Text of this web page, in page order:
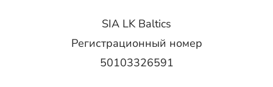
SIA LK Baltics
Регистрационный номер
50103326591